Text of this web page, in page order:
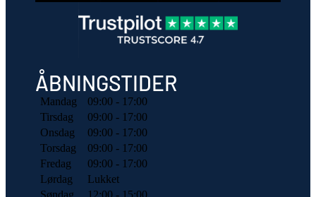
ÅBNINGSTIDER
Mandag
09:00 - 17:00
Tirsdag
09:00 - 17:00
Onsdag
09:00 - 17:00
Torsdag
09:00 - 17:00
Fredag
09:00 - 17:00
Lørdag
Lukket
Søndag
12:00 - 15:00